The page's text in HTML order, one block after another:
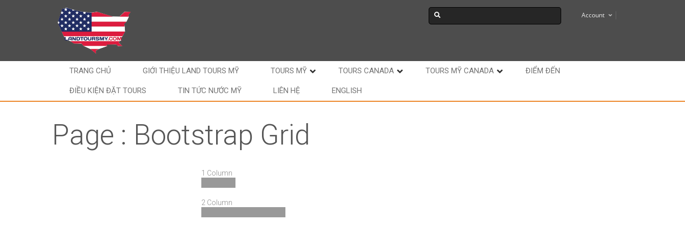
Account
TRANG CHỦ GIỚI THIỆU LAND TOURS MỸ TOURS MỸ TOURS CANADA TOURS MỸ CANADA ĐIỂM ĐẾN
ĐIỀU KIỆN ĐẶT TOURS TIN TỨC NƯỚC MỸ LIÊN HỆ ENGLISH
Page : Bootstrap Grid
1 Column
2 Column